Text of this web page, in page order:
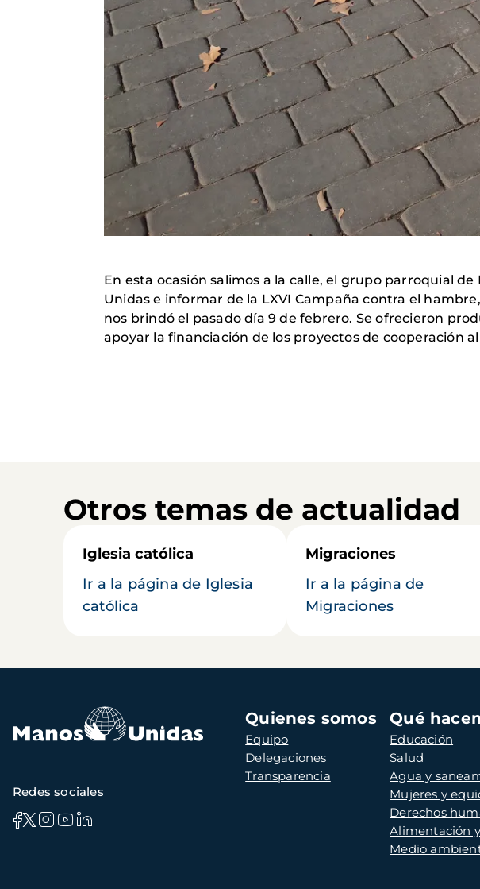
En esta ocasión salimos a la calle, el grupo parroquial
Unidas e informar de la LXVI Campaña contra el
nos brindó el pasado día 9 de febrero. Se ofrecieron
apoyar la financiación de los proyectos de cooperación
Otros temas de actualidad
Iglesia católica
Ir a la página de Iglesia
católica
Migraciones
Ir a la página de
Migraciones
Navegación
principal
Quienes somos
Equipo
Delegaciones
Transparencia
Qué
Educación
Salud
Agua y
Mujeres y
Derechos
Alimentación
Medio
Redes sociales